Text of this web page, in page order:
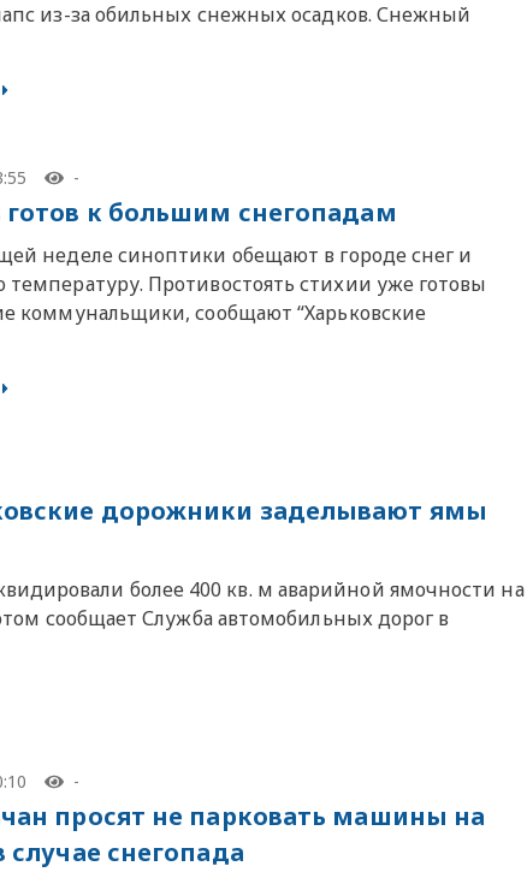
из-за обильных снежных осадков. Снежный
-
готов к большим снегопадам
неделе синоптики обещают в городе снег и
Противостоять стихии уже готовы
коммунальщики, сообщают “Харьковские
дорожники заделывают ямы
более 400 кв. м аварийной ямочности на
сообщает Служба автомобильных дорог в
-
просят не парковать машины на
случае снегопада